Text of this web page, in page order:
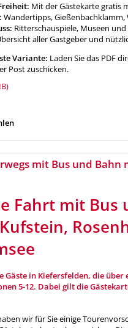
Mit der Gästekarte gratis
Wandertipps,
Ritterschauspiele, Museen
aller Gastgeber und
Variante: Laden Sie das PDF
Post zuschicken.
mit Bus und
Fahrt mit Bus
in Kiefersfelden, die über
5-12. Dabei gilt die
wir für Sie einige